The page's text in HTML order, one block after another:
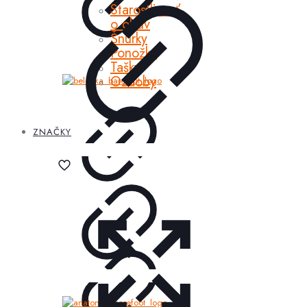
Starostlivosť
o obuv
Šnúrky
Ponožky
Tašky
Ozdoby
ZNAČKY